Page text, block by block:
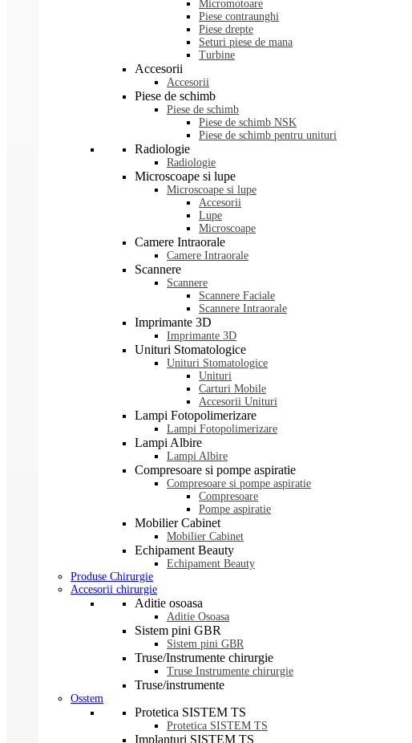
Micromotoare
Piese contraunghi
Piese drepte
Seturi piese de mana
Turbine
Accesorii
Accesorii
Piese de schimb
Piese de schimb
Piese de schimb NSK
Piese de schimb pentru unituri
Radiologie
Radiologie
Microscoape si lupe
Microscoape si lupe
Accesorii
Lupe
Microscoape
Camere Intraorale
Camere Intraorale
Scannere
Scannere
Scannere Faciale
Scannere Intraorale
Imprimante 3D
Imprimante 3D
Unituri Stomatologice
Unituri Stomatologice
Unituri
Carturi Mobile
Accesorii Unituri
Lampi Fotopolimerizare
Lampi Fotopolimerizare
Lampi Albire
Lampi Albire
Compresoare si pompe aspiratie
Compresoare si pompe aspiratie
Compresoare
Pompe aspiratie
Mobilier Cabinet
Mobilier Cabinet
Echipament Beauty
Echipament Beauty
Produse Chirurgie
Accesorii chirurgie
Aditie osoasa
Aditie Osoasa
Sistem pini GBR
Sistem pini GBR
Truse/Instrumente chirurgie
Truse Instrumente chirurgie
Truse/instrumente
Osstem
Protetica SISTEM TS
Protetica SISTEM TS
Implanturi SISTEM TS